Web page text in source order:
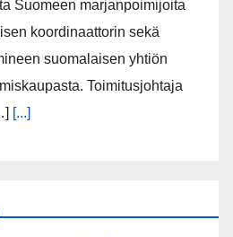
Suomeen marjanpoimijoita
koordinaattorin sekä
suomalaisen yhtiön
Toimitusjohtaja
[...]